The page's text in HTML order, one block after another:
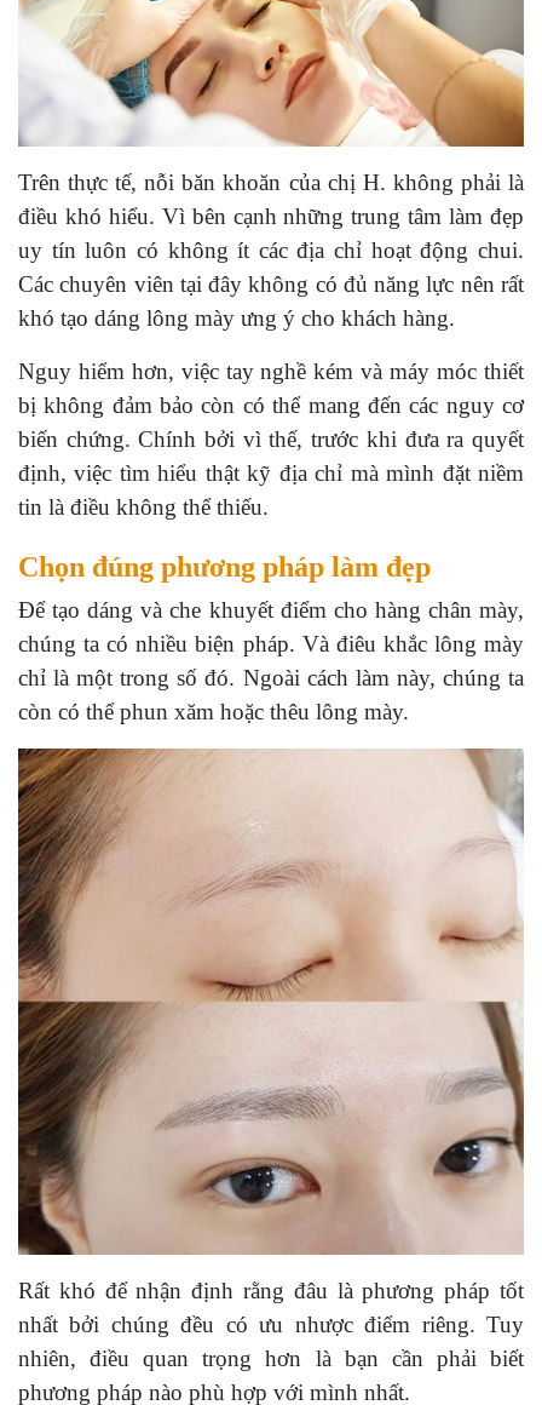
Trên thực tế, nỗi băn khoăn của chị H. không phải là
điều khó hiểu. Vì bên cạnh những trung tâm làm đẹp
uy tín luôn có không ít các địa chỉ hoạt động chui.
Các chuyên viên tại đây không có đủ năng lực nên rất
khó tạo dáng lông mày ưng ý cho khách hàng.
Nguy hiểm hơn, việc tay nghề kém và máy móc thiết
bị không đảm bảo còn có thể mang đến các nguy cơ
biến chứng. Chính bởi vì thế, trước khi đưa ra quyết
định, việc tìm hiểu thật kỹ địa chỉ mà mình đặt niềm
tin là điều không thể thiếu.
Chọn đúng phương pháp làm đẹp
Để tạo dáng và che khuyết điểm cho hàng chân mày,
chúng ta có nhiều biện pháp. Và điêu khắc lông mày
chỉ là một trong số đó. Ngoài cách làm này, chúng ta
còn có thể phun xăm hoặc thêu lông mày.
Rất khó để nhận định rằng đâu là phương pháp tốt
nhất bởi chúng đều có ưu nhược điểm riêng. Tuy
nhiên, điều quan trọng hơn là bạn cần phải biết
phương pháp nào phù hợp với mình nhất.